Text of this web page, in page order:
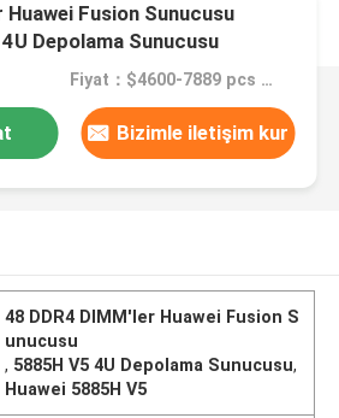
Huawei Fusion Sunucusu
Depolama Sunucusu
Fiyat：$4600-7889 pcs Negotiable
Bizimle iletişim kur
48 DDR4 DIMM'ler Huawei Fusion S
unucusu
, 5885H V5 4U Depolama Sunucusu,
Huawei 5885H V5